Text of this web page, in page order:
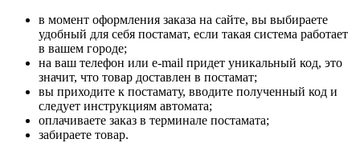
в момент оформления заказа на сайте, вы выбираете
удобный для себя постамат, если такая система работает
в вашем городе;
на ваш телефон или e-mail придет уникальный код, это
значит, что товар доставлен в постамат;
вы приходите к постамату, вводите полученный код и
следует инструкциям автомата;
оплачиваете заказ в терминале постамата;
забираете товар.